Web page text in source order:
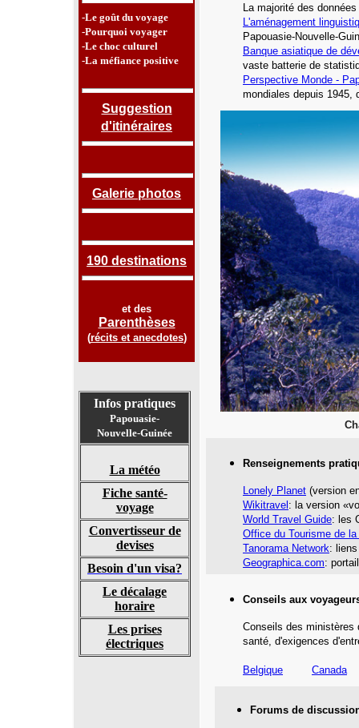
-Le goût du voyage
-Pourquoi voyager
-Le choc culturel
-La méfiance positive
Suggestion
d'itinéraires
Galerie photos
190 destinations
et des
Parenthèses
(récits et anecdotes)
Infos pratiques
Papouasie-
Nouvelle-Guinée
La météo
Fiche santé-
voyage
Convertisseur de
devises
Besoin d'un visa?
Le décalage
horaire
Les prises
électriques
La majorité des
L'aménagement
Papouasie-Nouvelle-
Banque asiatique de
vaste batterie de
Perspective Monde -
mondiales depuis 1945,
Renseignements
Lonely Planet (version
Wikitravel : la version
World Travel Guide: les
Office du Tourisme de
Tanorama Network:
Geographica.com:
Conseils aux
Conseils des ministères
santé, d'exigences
Belgique Canada
Forums de